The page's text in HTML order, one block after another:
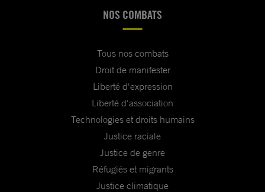
NOS COMBATS
Tous nos combats
Droit de manifester
Liberté d'expression
Liberté d'association
Technologies et droits humains
Justice raciale
Justice de genre
Réfugiés et migrants
Justice climatique